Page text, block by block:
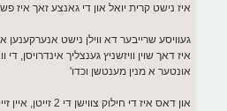
איז נישט קרית יואל און די גאנצע זאך איז
אונטער א מנין מענטשן וכדו'
און דאס איז די חילוק